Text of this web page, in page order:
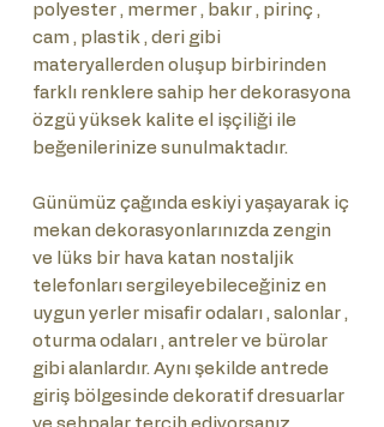
polyester , mermer , bakır , pirinç ,
cam , plastik , deri gibi
materyallerden oluşup birbirinden
farklı renklere sahip her dekorasyona
özgü yüksek kalite el işçiliği ile
beğenilerinize sunulmaktadır.
Günümüz çağında eskiyi yaşayarak iç
mekan dekorasyonlarınızda zengin
ve lüks bir hava katan nostaljik
telefonları sergileyebileceğiniz en
uygun yerler misafir odaları , salonlar ,
oturma odaları , antreler ve bürolar
gibi alanlardır. Aynı şekilde antrede
giriş bölgesinde dekoratif dresuarlar